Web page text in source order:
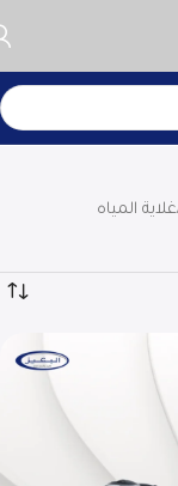
غلاية المياه